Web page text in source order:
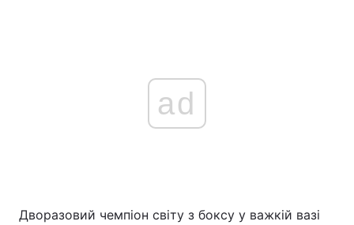
ad
Дворазовий чемпіон світу з боксу у важкій вазі